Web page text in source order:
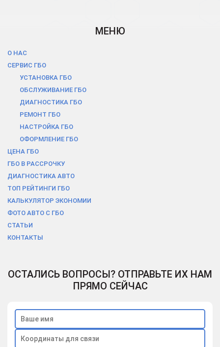
МЕНЮ
О НАС
СЕРВИС ГБО
УСТАНОВКА ГБО
ОБСЛУЖИВАНИЕ ГБО
ДИАГНОСТИКА ГБО
РЕМОНТ ГБО
НАСТРОЙКА ГБО
ОФОРМЛЕНИЕ ГБО
ЦЕНА ГБО
ГБО В РАCСРОЧКУ
ДИАГНОСТИКА АВТО
ТОП РЕЙТИНГИ ГБО
КАЛЬКУЛЯТОР ЭКОНОМИИ
ФОТО АВТО С ГБО
СТАТЬИ
КОНТАКТЫ
ОСТАЛИСЬ ВОПРОСЫ? ОТПРАВЬТЕ ИХ НАМ
ПРЯМО СЕЙЧАС